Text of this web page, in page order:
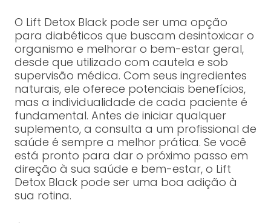
O Lift Detox Black pode ser uma opção
para diabéticos que buscam desintoxicar o
organismo e melhorar o bem-estar geral,
desde que utilizado com cautela e sob
supervisão médica. Com seus ingredientes
naturais, ele oferece potenciais benefícios,
mas a individualidade de cada paciente é
fundamental. Antes de iniciar qualquer
suplemento, a consulta a um profissional de
saúde é sempre a melhor prática. Se você
está pronto para dar o próximo passo em
direção à sua saúde e bem-estar, o Lift
Detox Black pode ser uma boa adição à
sua rotina.